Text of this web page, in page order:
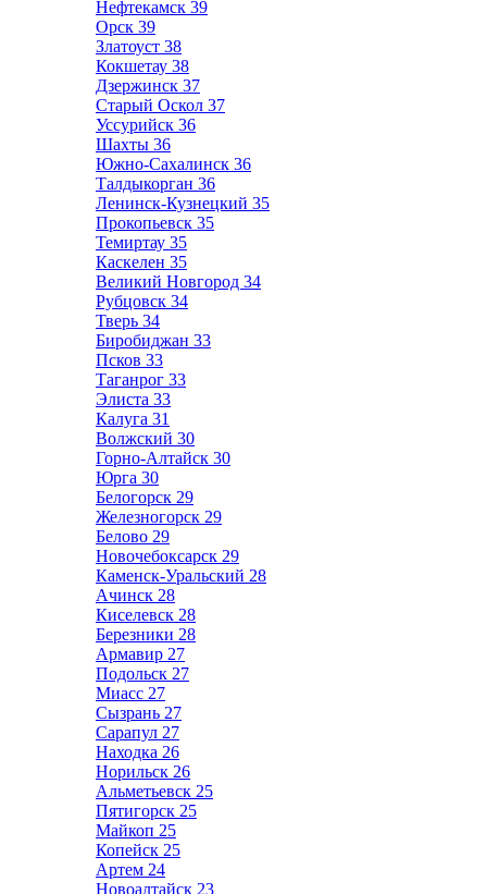
Нефтекамск 39
Орск 39
Златоуст 38
Кокшетау 38
Дзержинск 37
Старый Оскол 37
Уссурийск 36
Шахты 36
Южно-Сахалинск 36
Талдыкорган 36
Ленинск-Кузнецкий 35
Прокопьевск 35
Темиртау 35
Каскелен 35
Великий Новгород 34
Рубцовск 34
Тверь 34
Биробиджан 33
Псков 33
Таганрог 33
Элиста 33
Калуга 31
Волжский 30
Горно-Алтайск 30
Юрга 30
Белогорск 29
Железногорск 29
Белово 29
Новочебоксарск 29
Каменск-Уральский 28
Ачинск 28
Киселевск 28
Березники 28
Армавир 27
Подольск 27
Миасс 27
Сызрань 27
Сарапул 27
Находка 26
Норильск 26
Альметьевск 25
Пятигорск 25
Майкоп 25
Копейск 25
Артем 24
Новоалтайск 23